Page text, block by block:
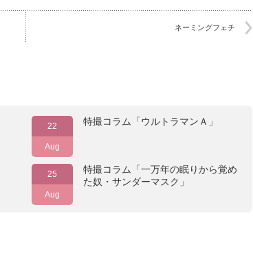
ネーミングフェチ
22
Aug
特撮コラム「ウルトラマンＡ」
25
Aug
特撮コラム「一万年の眠りから覚め
た奴・サンダーマスク」